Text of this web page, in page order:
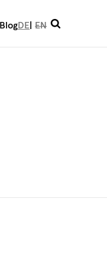
BlogDE EN
Suche